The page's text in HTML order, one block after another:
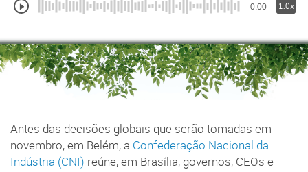
0:00 1.0x
Antes das decisões globais que serão tomadas em
novembro, em Belém, a Confederação Nacional da
Indústria (CNI) reúne, em Brasília, governos, CEOs e